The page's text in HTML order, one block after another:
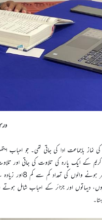
نماز باجماعت ادا کی جاتی تھی۔ جو احباب
کے ایک پارہ کی تلاوت کی جاتی اور